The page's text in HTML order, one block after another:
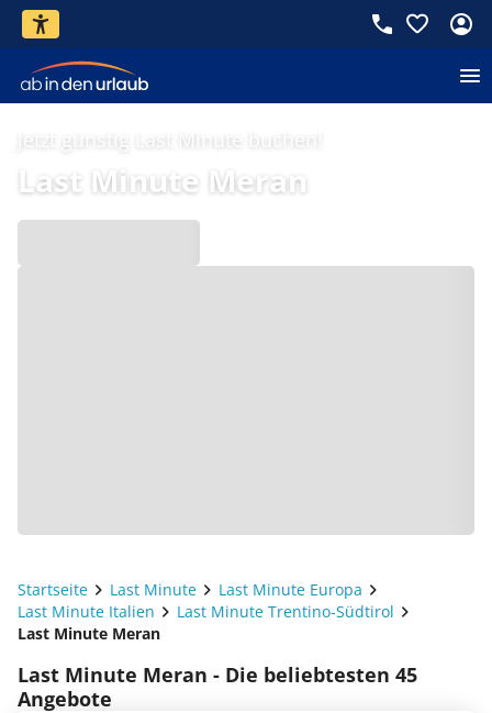
Jetzt günstig Last Minute buchen!
Last Minute Meran
Startseite Last Minute
Last Minute Europa
Last Minute Italien
Last Minute Trentino-Südtirol
Last Minute Meran
Last Minute Meran - Die beliebtesten 45
Angebote